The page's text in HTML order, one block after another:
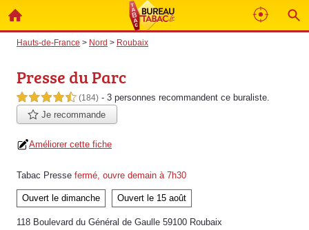
Hauts-de-France > Nord > Roubaix
Presse du Parc
4,5 étoiles sur 5 (184) - 3 personnes recommandent ce buraliste.
Je recommande
Améliorer cette fiche
Tabac Presse fermé, ouvre demain à 7h30
Ouvert le dimanche Ouvert le 15 août
118 Boulevard du Général de Gaulle 59100 Roubaix